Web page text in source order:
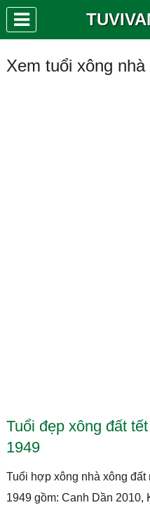
Xem tuổi xông
Tuổi đẹp xông đất
1949
Tuổi hợp xông nhà xông
1949 gồm: Canh Dần 2010,